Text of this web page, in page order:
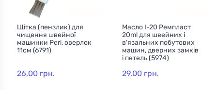
Щітка (пензлик) для
чищення швейної
машинки Peri, оверлок
11cм (6791)
26,00 грн.
Масло І-20 Ремпласт
20ml для швейних і
в'язальних побутових
машин, дверних замків
і петель (5974)
29,00 грн.